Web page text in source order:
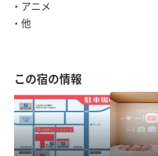
・アニメ
・他
この宿の情報